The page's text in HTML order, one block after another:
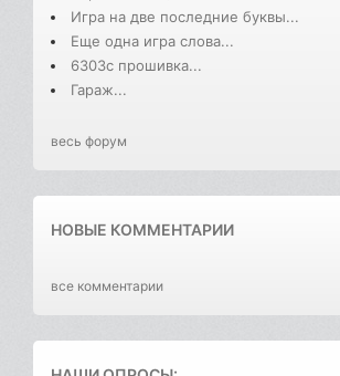
Игра на две последние буквы...
Еще одна игра слова...
6303с прошивка...
Гараж...
весь форум
НОВЫЕ КОММЕНТАРИИ
все комментарии